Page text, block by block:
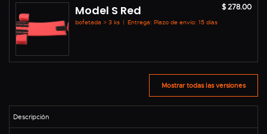
Model S Red
bofetada > 3 ks | Entrega: Plazo de envío: 15 días
$ 278.00
Mostrar todas las versiones